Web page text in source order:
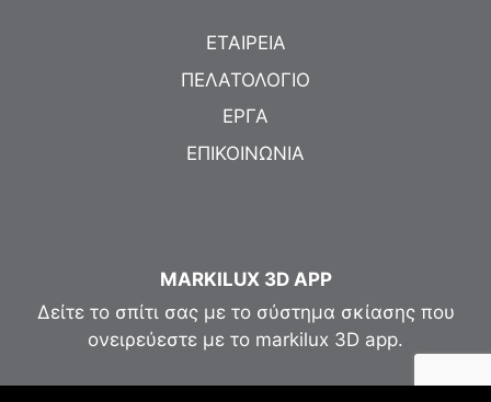
ΕΤΑΙΡΕΙΑ
ΠΕΛΑΤΟΛΟΓΙΟ
ΕΡΓΑ
ΕΠΙΚΟΙΝΩΝΙΑ
MARKILUX 3D APP
Δείτε το σπίτι σας με το σύστημα σκίασης που
ονειρεύεστε με το markilux 3D app.